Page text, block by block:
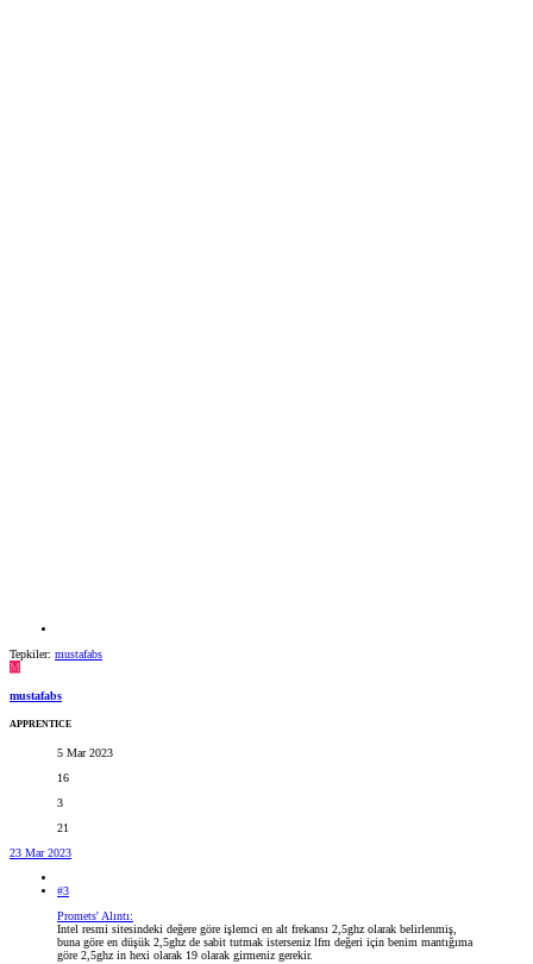
Tepkiler: mustafabs
M
mustafabs
APPRENTICE
5 Mar 2023
16
3
21
23 Mar 2023
#3
Promets' Alıntı:
Intel resmi sitesindeki değere göre işlemci en alt frekansı 2,5ghz olarak belirlenmiş,
buna göre en düşük 2,5ghz de sabit tutmak isterseniz lfm değeri için benim mantığıma
göre 2,5ghz in hexi olarak 19 olarak girmeniz gerekir.